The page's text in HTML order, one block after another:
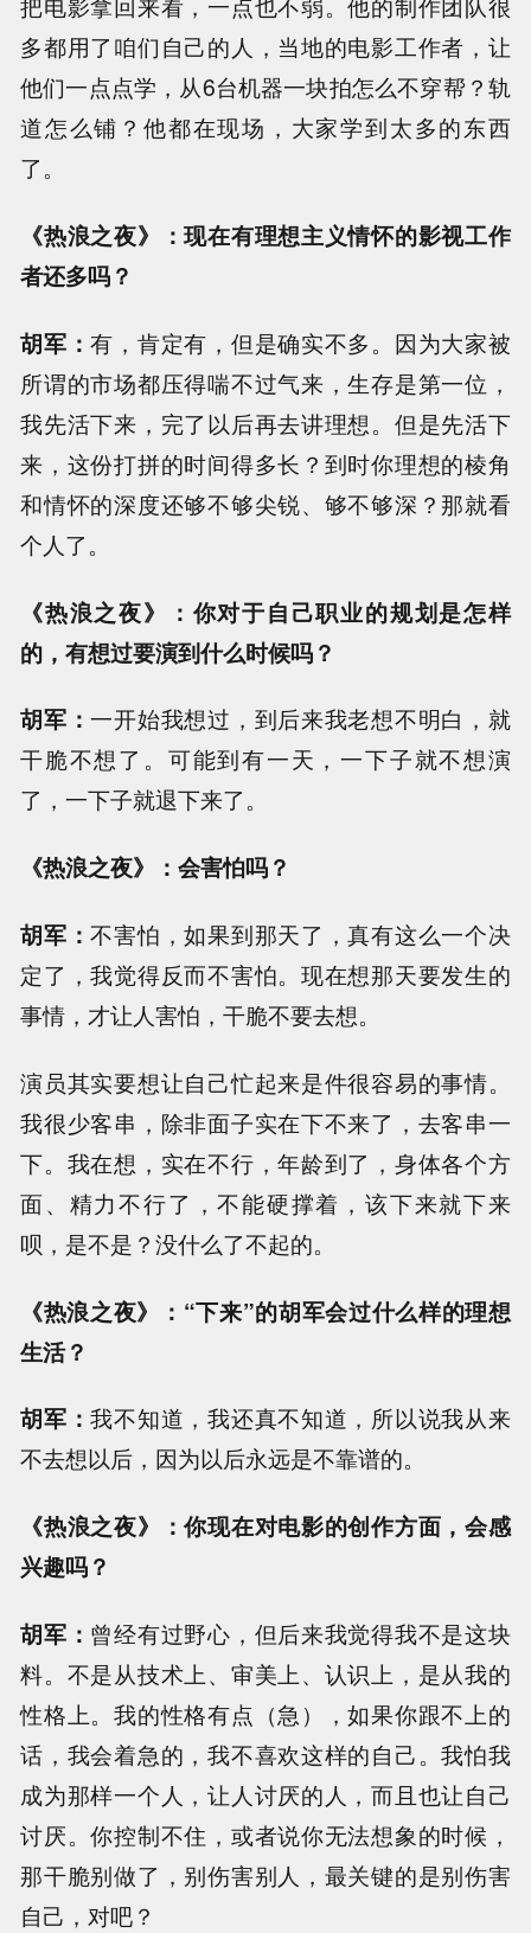
多都用了咱们自己的人，当地的电影工作者，让
他们一点点学，从6台机器一块拍怎么不穿帮？轨
道怎么铺？他都在现场，大家学到太多的东西
了。
《热浪之夜》：现在有理想主义情怀的影视工作
者还多吗？
胡军：有，肯定有，但是确实不多。因为大家被
所谓的市场都压得喘不过气来，生存是第一位，
我先活下来，完了以后再去讲理想。但是先活下
来，这份打拼的时间得多长？到时你理想的棱角
和情怀的深度还够不够尖锐、够不够深？那就看
个人了。
《热浪之夜》：你对于自己职业的规划是怎样
的，有想过要演到什么时候吗？
胡军：一开始我想过，到后来我老想不明白，就
干脆不想了。可能到有一天，一下子就不想演
了，一下子就退下来了。
《热浪之夜》：会害怕吗？
胡军：不害怕，如果到那天了，真有这么一个决
定了，我觉得反而不害怕。现在想那天要发生的
事情，才让人害怕，干脆不要去想。
演员其实要想让自己忙起来是件很容易的事情。
我很少客串，除非面子实在下不来了，去客串一
下。我在想，实在不行，年龄到了，身体各个方
面、精力不行了，不能硬撑着，该下来就下来
呗，是不是？没什么了不起的。
《热浪之夜》：“下来”的胡军会过什么样的理想
生活？
胡军：我不知道，我还真不知道，所以说我从来
不去想以后，因为以后永远是不靠谱的。
《热浪之夜》：你现在对电影的创作方面，会感
兴趣吗？
胡军： 曾经有过野心，但后来我觉得我不是这块
料。不是从技术上、审美上、认识上，是从我的
性格上。我的性格有点（急），如果你跟不上的
话，我会着急的，我不喜欢这样的自己。我怕我
成为那样一个人，让人讨厌的人，而且也让自己
讨厌。你控制不住，或者说你无法想象的时候，
那干脆别做了，别伤害别人，最关键的是别伤害
自己，对吧？